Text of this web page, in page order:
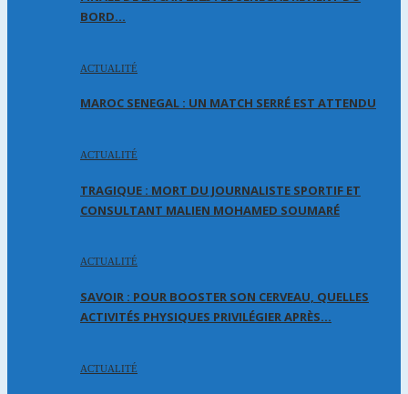
BORD…
ACTUALITÉ
MAROC SENEGAL : UN MATCH SERRÉ EST ATTENDU
ACTUALITÉ
TRAGIQUE : MORT DU JOURNALISTE SPORTIF ET
CONSULTANT MALIEN MOHAMED SOUMARÉ
ACTUALITÉ
SAVOIR : POUR BOOSTER SON CERVEAU, QUELLES
ACTIVITÉS PHYSIQUES PRIVILÉGIER APRÈS…
ACTUALITÉ